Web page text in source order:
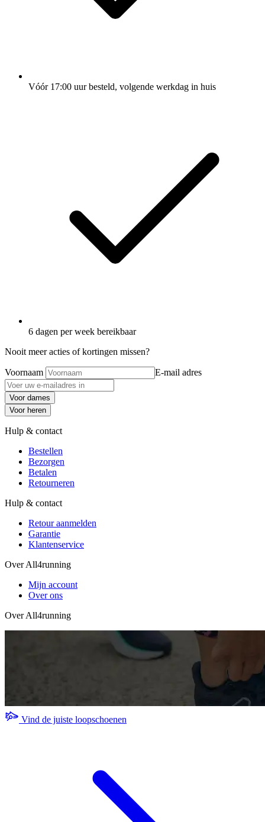
Vóór 17:00 uur besteld, volgende werkdag in huis
6 dagen per week bereikbaar
Nooit meer acties of kortingen missen?
Voornaam E-mail adres
Voor dames
Voor heren
Hulp & contact
Bestellen
Bezorgen
Betalen
Retourneren
Hulp & contact
Retour aanmelden
Garantie
Klantenservice
Over All4running
Mijn account
Over ons
Over All4running
Vind de juiste loopschoenen